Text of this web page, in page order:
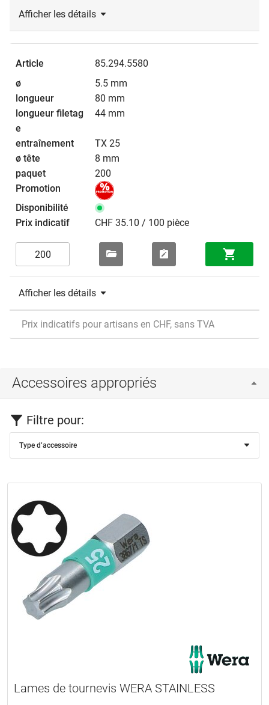
Afficher les détails
85.294.5580
5.5 mm
80 mm
44 mm
TX 25
8 mm
200
CHF 35.10 / 100 pièce
Afficher les détails
Prix indicatifs pour artisans en CHF, sans TVA
Accessoires appropriés
Filtre pour:
Type d’accessoire
Lames de tournevis WERA STAINLESS